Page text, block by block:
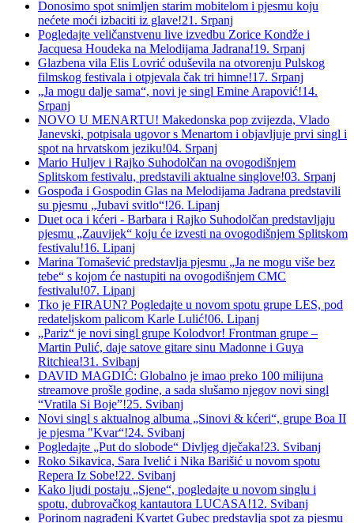
Donosimo spot snimljen starim mobitelom i pjesmu koju
nećete moći izbaciti iz glave!21. Srpanj
Pogledajte veličanstvenu live izvedbu Zorice Kondže i
Jacquesa Houdeka na Melodijama Jadrana!19. Srpanj
Glazbena vila Elis Lovrić oduševila na otvorenju Pulskog
filmskog festivala i otpjevala čak tri himne!17. Srpanj
„Ja mogu dalje sama“, novi je singl Emine Arapović!14.
Srpanj
NOVO U MENARTU! Makedonska pop zvijezda, Vlado
Janevski, potpisala ugovor s Menartom i objavljuje prvi singl i
spot na hrvatskom jeziku!04. Srpanj
Mario Huljev i Rajko Suhodolčan na ovogodišnjem
Splitskom festivalu, predstavili aktualne singlove!03. Srpanj
Gospođa i Gospodin Glas na Melodijama Jadrana predstavili
su pjesmu „Jubavi svitlo“!26. Lipanj
Duet oca i kćeri - Barbara i Rajko Suhodolčan predstavljaju
pjesmu „Zauvijek“ koju će izvesti na ovogodišnjem Splitskom
festivalu!16. Lipanj
Marina Tomašević predstavlja pjesmu „Ja ne mogu više bez
tebe“ s kojom će nastupiti na ovogodišnjem CMC
festivalu!07. Lipanj
Tko je FIRAUN? Pogledajte u novom spotu grupe LES, pod
redateljskom palicom Karle Lulić!06. Lipanj
„Pariz“ je novi singl grupe Kolodvor! Frontman grupe –
Martin Pulić, daje satove gitare sinu Madonne i Guya
Ritchiea!31. Svibanj
DAVID MAGDIĆ: Globalno je imao preko 100 milijuna
streamove prošle godine, a sada slušamo njegov novi singl
“Vratila Si Boje”!25. Svibanj
Novi singl s aktualnog albuma „Sinovi & kćeri“, grupe Boa II
je pjesma "Kvar“!24. Svibanj
Pogledajte „Put do slobode“ Divljeg dječaka!23. Svibanj
Roko Sikavica, Sara Ivelić i Nika Barišić u novom spotu
Repera Iz Sobe!22. Svibanj
Kako ljudi postaju „Sjene“, pogledajte u novom singlu i
spotu, dubrovačkog kantautora LUCASA!12. Svibanj
Porinom nagrađeni Kvartet Gubec predstavlja spot za pjesmu